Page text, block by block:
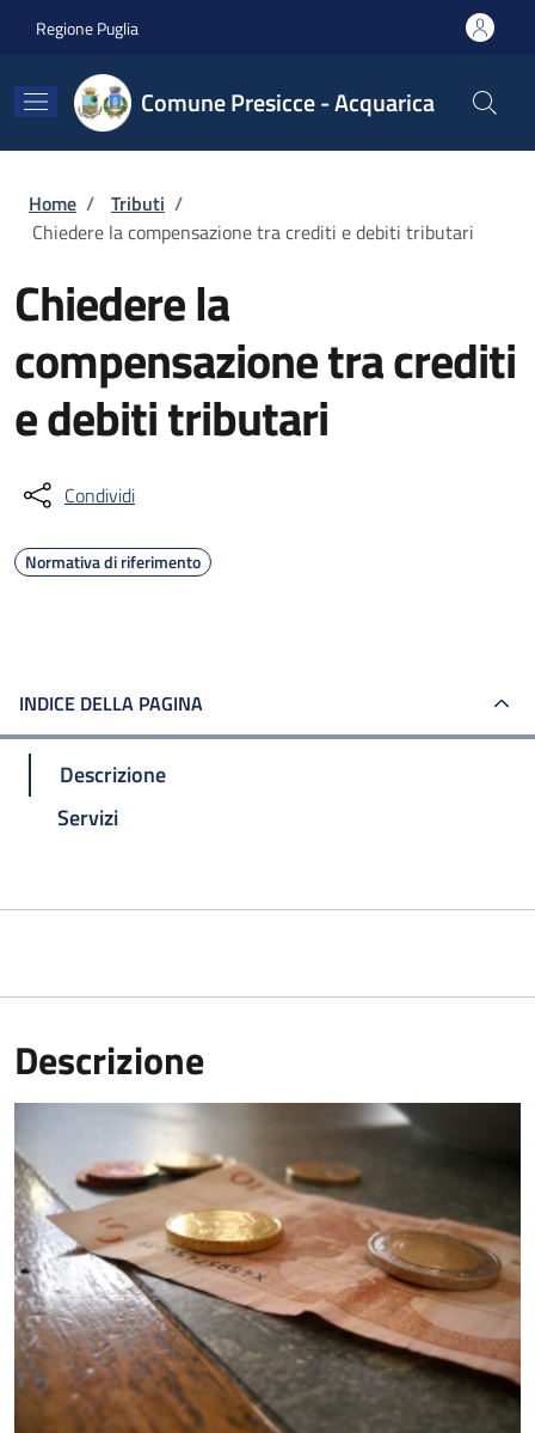
Regione Puglia
Comune Presicce - Acquarica
Briciole di pane
Home / Tributi /
Chiedere la compensazione tra crediti e debiti tributari
Chiedere la
compensazione tra crediti
e debiti tributari
Condividi
Normativa di riferimento
INDICE DELLA PAGINA
Descrizione
Servizi
Descrizione